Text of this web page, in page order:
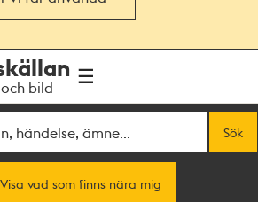
bild
Sök
Visa vad som finns nära mig